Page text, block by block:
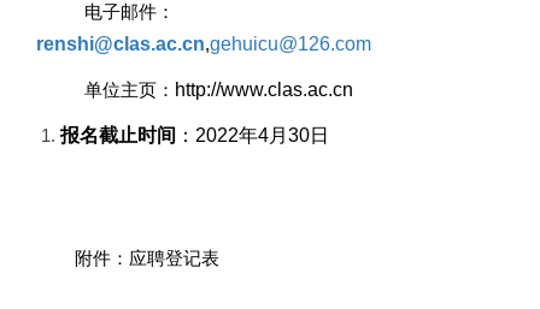
电子邮件：
renshi@clas.ac.cn,gehuicu@126.com
单位主页： http://www.clas.ac.cn
报名截止时间 ：2022年4月30日
附件：应聘登记表